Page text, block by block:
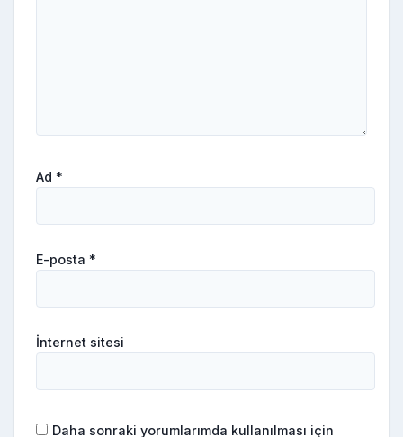
Ad *
E-posta *
İnternet sitesi
Daha sonraki yorumlarımda kullanılması için